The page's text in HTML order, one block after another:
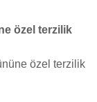
özel terzilik
özel terzilik